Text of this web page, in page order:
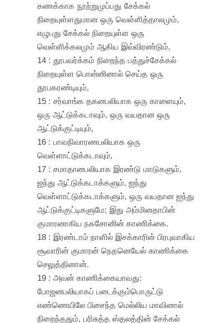
கணக்காக நூற்றுமுப்பது சேக்கல்
நிறையுள்ளதுமான ஒரு வெள்ளித்தாலமும்,
எழுபது சேக்கல் நிறையுள்ள ஒரு
வெள்ளிக்கலமும் ஆகிய இவ்விரண்டும்,
14 : தூபவர்க்கம் நிறைந்த பத்துச்சேக்கல்
நிறையுள்ள பொன்னினால் செய்த ஒரு
தூபகரண்டியும்,
15 : சர்வாங்க தகனபலியாக ஒரு காளையும்,
ஒரு ஆட்டுக்கடாவும், ஒரு வயதான ஒரு
ஆட்டுக்குட்டியும்,
16 : பாவநிவாரணபலியாக ஒரு
வெள்ளாட்டுக்கடாவும்,
17 : சமாதானபலியாக இரண்டு மாடுகளும்,
ஐந்து ஆட்டுக்கடாக்களும், ஐந்து
வெள்ளாட்டுக்கடாக்களும், ஒரு வயதான ஐந்து
ஆட்டுக்குட்டிகளுமே; இது அம்மினதாபின்
குமாரனாகிய நகசோனின் காணிக்கை.
18 : இரண்டாம் நாளில் இசக்காரின் பிரபுவாகிய
சூவாரின் குமாரன் நெதனெயேல் காணிக்கை
செலுத்தினான்.
19 : அவன் காணிக்கையாவது:
போஜனபலியாகப் படைக்கும்பொருட்டு
எண்ணெயிலே பிசைந்த மெல்லிய மாவினால்
நிறைந்ததும், பரிசுத்த ஸ்தலத்தின் சேக்கல்